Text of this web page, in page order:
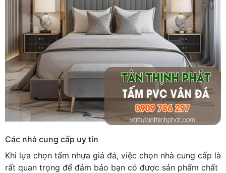
Các nhà cung cấp uy tín
Khi lựa chọn tấm nhựa giả đá, việc chọn nhà cung cấp là
rất quan trọng để đảm bảo bạn có được sản phẩm chất